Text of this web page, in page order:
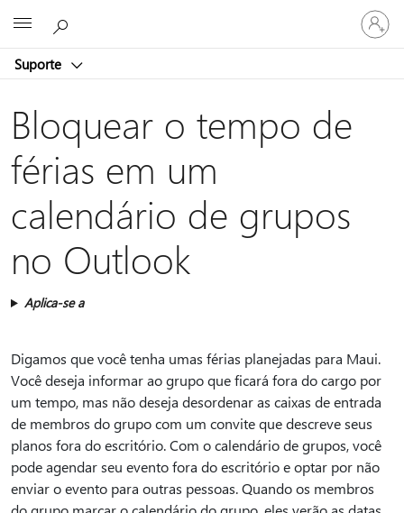
Suporte
Entre
em
sua
Bloquear o tempo de
férias em um
calendário de grupos
no Outlook
Aplica-se a
Digamos que você tenha umas férias planejadas para Maui.
Você deseja informar ao grupo que ficará fora do cargo por
um tempo, mas não deseja desordenar as caixas de entrada
de membros do grupo com um convite que descreve seus
planos fora do escritório. Com o calendário de grupos, você
pode agendar seu evento fora do escritório e optar por não
enviar o evento para outras pessoas. Quando os membros